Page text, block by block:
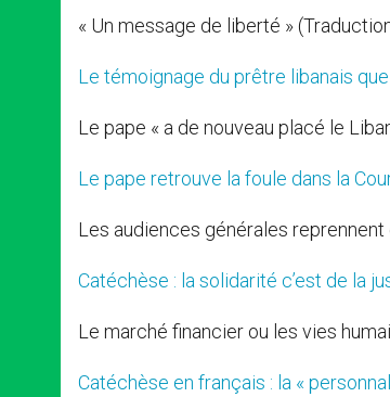
« Un message de liberté »
Le témoignage du prêtre libanais
Le pape « a de nouveau placé le
Le pape retrouve la foule dans la
Les audiences générales reprennent
Catéchèse : la solidarité c’est de la
Le marché financier ou les vies
Catéchèse en français : la «